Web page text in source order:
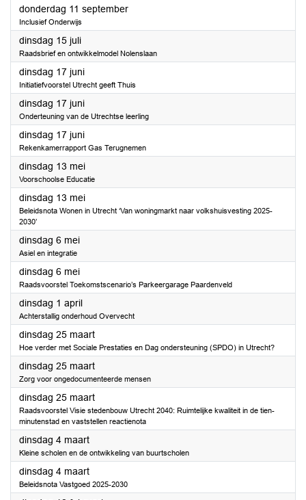
donderdag 11 september2025
Inclusief Onderwijs
dinsdag 15 juli2025
Raadsbrief en ontwikkelmodel Nolenslaan
dinsdag 17 juni2025
Initiatiefvoorstel Utrecht geeft Thuis
dinsdag 17 juni2025
Onderteuning van de Utrechtse leerling
dinsdag 17 juni2025
Rekenkamerrapport Gas Terugnemen
dinsdag 13 mei2025
Voorschoolse Educatie
dinsdag 13 mei2025
Beleidsnota Wonen in Utrecht ‘Van woningmarkt naar volkshuisvesting 2025-
2030’
dinsdag 6 mei2025
Asiel en integratie
dinsdag 6 mei2025
Raadsvoorstel Toekomstscenario’s Parkeergarage Paardenveld
dinsdag 1 april2025
Achterstallig onderhoud Overvecht
dinsdag 25 maart2025
Hoe verder met Sociale Prestaties en Dag ondersteuning (SPDO) in Utrecht?
dinsdag 25 maart2025
Zorg voor ongedocumenteerde mensen
dinsdag 25 maart2025
Raadsvoorstel Visie stedenbouw Utrecht 2040: Ruimtelijke kwaliteit in de tien-
minutenstad en vaststellen reactienota
dinsdag 4 maart2025
Kleine scholen en de ontwikkeling van buurtscholen
dinsdag 4 maart2025
Beleidsnota Vastgoed 2025-2030